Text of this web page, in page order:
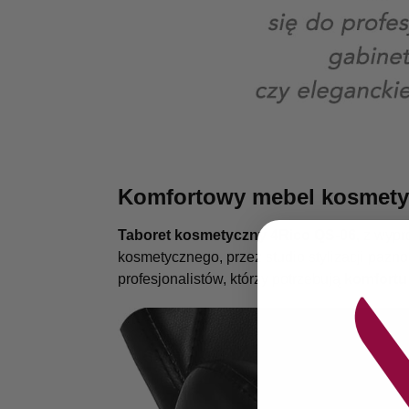
Komfortowy mebel
Taboret kosmetyczny 4Rico QS-06
kosmetycznego, przez studio stylizacji
profesjonalistów, którzy potrzebują